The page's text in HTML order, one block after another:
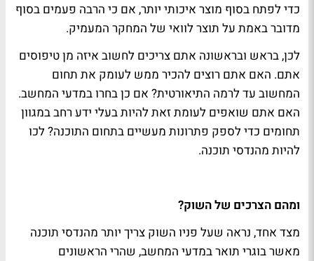
כדי לפתח בסוף מוצר איכותי יותר, אם כי הרבה פעמים בסוף
מדובר באמת על תוצר לוואי של המחקר המעמיק.
לכן, בראש ובראשונה אתם צריכים לחשוב איזה מן טיפוסים
אתם. האם אתם רוצים להכיר ממש לעומק את תחום
המחשוב עד לרמה התיאורטית? אם כן בחרו במדעי המחשב.
האם אתם שואפים לעומת זאת להיות בעלי ידע רחב במגוון
תחומים כדי לספק פתרונות מעשיים בתחום התוכנה? לכו
להיות מהנדסי תוכנה.
ומהם הצרכים של השוק?
מצד אחד, נראה שעל פניו השוק צריך יותר מהנדסי תוכנה
מאשר בוגרי תואר במדעי המחשב, שהרי הראשונים